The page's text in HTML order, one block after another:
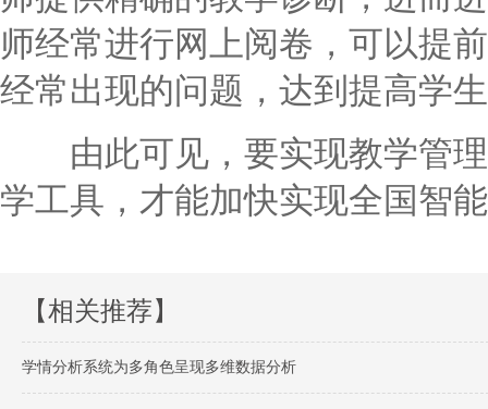
师经常进行网上阅卷，可以提
经常出现的问题，达到提高学
由此可见，要实现教学管理
学工具，才能加快实现全国智
【相关推荐】
学情分析系统为多角色呈现多维数据分析